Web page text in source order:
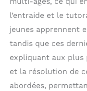
l’entraide et le
jeunes apprennent
tandis que ces
expliquant aux plus
et la résolution de
abordées,